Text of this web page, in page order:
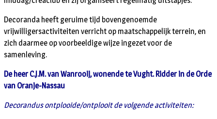
Decoranda heeft geruime tijd bovengenoemde
vrijwilligersactiviteiten verricht op maatschappelijk terrein, en
zich daarmee op voorbeeldige wijze ingezet voor de
samenleving.
De heer C.J.M. van Wanrooij, wonende te Vught. Ridder in de Orde
van Oranje-Nassau
Decorandus ontplooide/ontplooit de volgende activiteiten: